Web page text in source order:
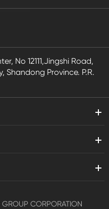
No 12111,Jingshi Road,
Shandong Province. P.R.
CORPORATION